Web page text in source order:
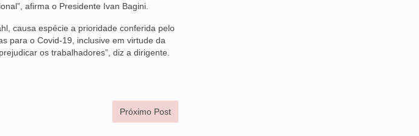
afirma o Presidente Ivan Bagini.
causa espécie a prioridade conferida pelo
para o Covid-19, inclusive em virtude da
os trabalhadores”, diz a dirigente.
Próximo Post